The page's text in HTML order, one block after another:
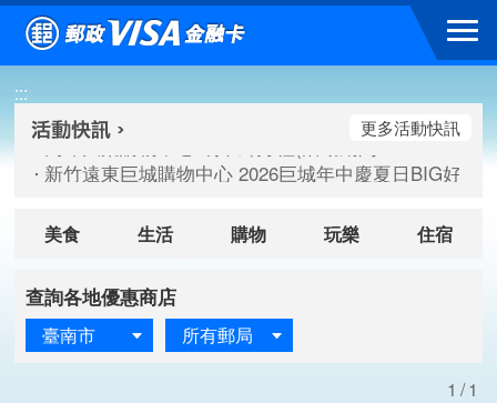
跳到主要內容區塊
:::
高雄大樂購物中心 刷卡郵好禮(活動期間：115/08/07-
臺北三創生活 有點東西第2波 刷卡郵好禮(活動期間：
高雄大樂購物中心 刷卡郵好禮(活動期間：115/08/07-
新竹遠東巨城購物中心 2026巨城年中慶夏日BIG好刷(
更多活動快訊
美食 生活 購物 玩樂 住宿
查詢各地優惠商店
臺南市 所有郵局
1/1